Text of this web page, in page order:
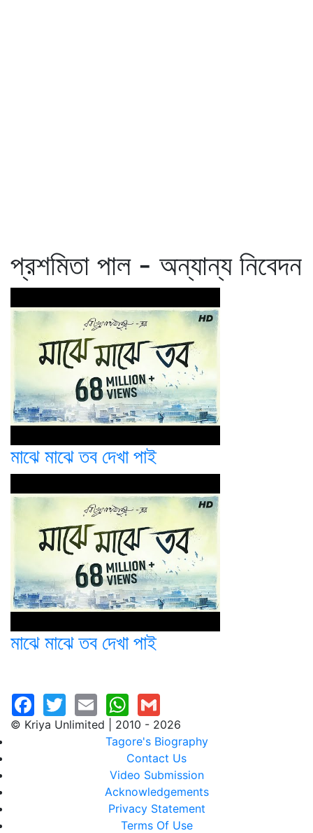
প্রশমিতা পাল - অন্যান্য নিবেদন
মাঝে মাঝে তব দেখা পাই
মাঝে মাঝে তব দেখা পাই
© Kriya Unlimited | 2010 - 2026
Tagore's Biography
Contact Us
Video Submission
Acknowledgements
Privacy Statement
Terms Of Use